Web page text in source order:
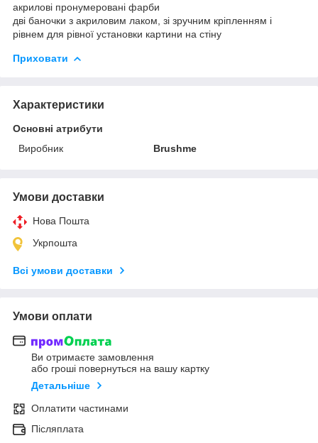
акрилові пронумеровані фарби
дві баночки з акриловим лаком, зі зручним кріпленням і
рівнем для рівної установки картини на стіну
Приховати
Характеристики
Основні атрибути
Виробник
Brushme
Умови доставки
Нова Пошта
Укрпошта
Всі умови доставки
Умови оплати
Ви отримаєте замовлення
або гроші повернуться на вашу картку
Детальніше
Оплатити частинами
Післяплата